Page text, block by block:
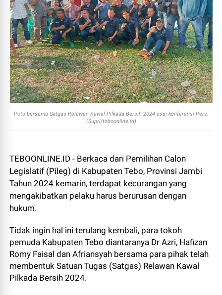
Poto bersama Satgas Relawan Kawal Pilkada Bersih 2024 usai konferensi Pers.
(Supri/teboonline.id)
TEBOONLINE.ID - Berkaca dari Pemilihan Calon
Legislatif (Pileg) di Kabupaten Tebo, Provinsi Jambi
Tahun 2024 kemarin, terdapat kecurangan yang
mengakibatkan pelaku harus berurusan dengan
hukum.
Tidak ingin hal ini terulang kembali, para tokoh
pemuda Kabupaten Tebo diantaranya Dr Azri, Hafizan
Romy Faisal dan Afriansyah bersama para pihak telah
membentuk Satuan Tugas (Satgas) Relawan Kawal
Pilkada Bersih 2024.